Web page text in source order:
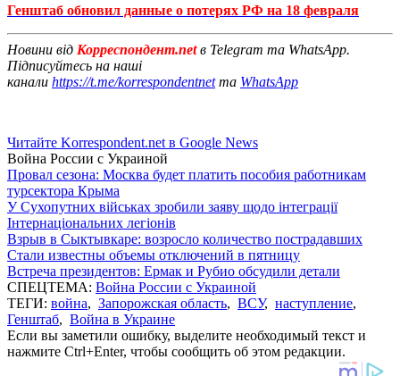
Генштаб обновил данные о потерях РФ на 18 февраля
Новини від Корреспондент.netв Telegram та WhatsApp.
Підписуйтесь на наші
канали https://t.me/korrespondentnetта WhatsApp
Читайте Korrespondent.net в Google News
Война России с Украиной
Провал сезона: Москва будет платить пособия работникам
турсектора Крыма
У Сухопутних військах зробили заяву щодо інтеграції
Інтернаціональних легіонів
Взрыв в Сыктывкаре: возросло количество пострадавших
Стали известны объемы отключений в пятницу
Встреча президентов: Ермак и Рубио обсудили детали
СПЕЦТЕМА: Война России с Украиной
ТЕГИ: война, Запорожская область, ВСУ, наступление,
Генштаб, Война в Украине
Если вы заметили ошибку, выделите необходимый текст и
нажмите Ctrl+Enter, чтобы сообщить об этом редакции.